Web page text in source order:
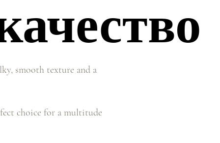
smooth texture and a
choice for a multitude